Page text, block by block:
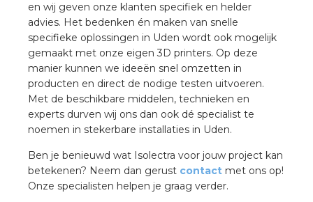
en wij geven onze klanten specifiek en helder
advies. Het bedenken én maken van snelle
specifieke oplossingen in Uden wordt ook mogelijk
gemaakt met onze eigen 3D printers. Op deze
manier kunnen we ideeën snel omzetten in
producten en direct de nodige testen uitvoeren.
Met de beschikbare middelen, technieken en
experts durven wij ons dan ook dé specialist te
noemen in stekerbare installaties in Uden.
Ben je benieuwd wat Isolectra voor jouw project kan
betekenen? Neem dan gerust contact met ons op!
Onze specialisten helpen je graag verder.
Academy